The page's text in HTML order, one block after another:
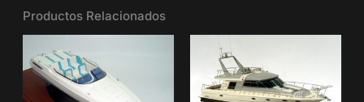
Productos Relacionados